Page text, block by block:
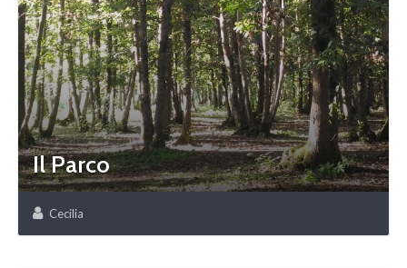
Il Parco
Cecilia